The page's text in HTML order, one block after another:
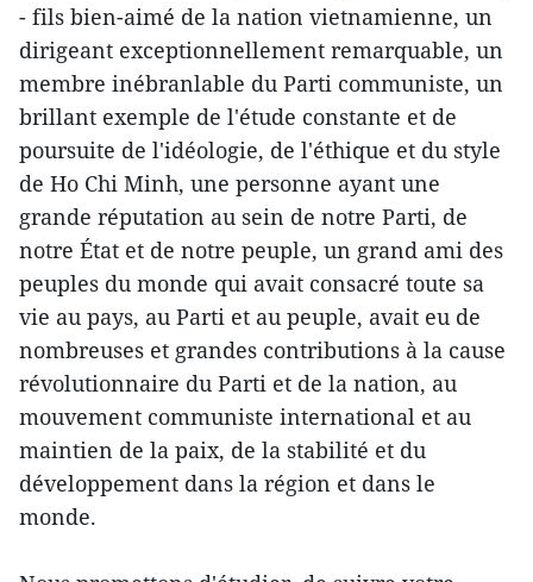
- fils bien-aimé de la nation vietnamienne, un
dirigeant exceptionnellement remarquable, un
membre inébranlable du Parti communiste, un
brillant exemple de l'étude constante et de
poursuite de l'idéologie, de l'éthique et du style
de Ho Chi Minh, une personne ayant une
grande réputation au sein de notre Parti, de
notre État et de notre peuple, un grand ami des
peuples du monde qui avait consacré toute sa
vie au pays, au Parti et au peuple, avait eu de
nombreuses et grandes contributions à la cause
révolutionnaire du Parti et de la nation, au
mouvement communiste international et au
maintien de la paix, de la stabilité et du
développement dans la région et dans le
monde.